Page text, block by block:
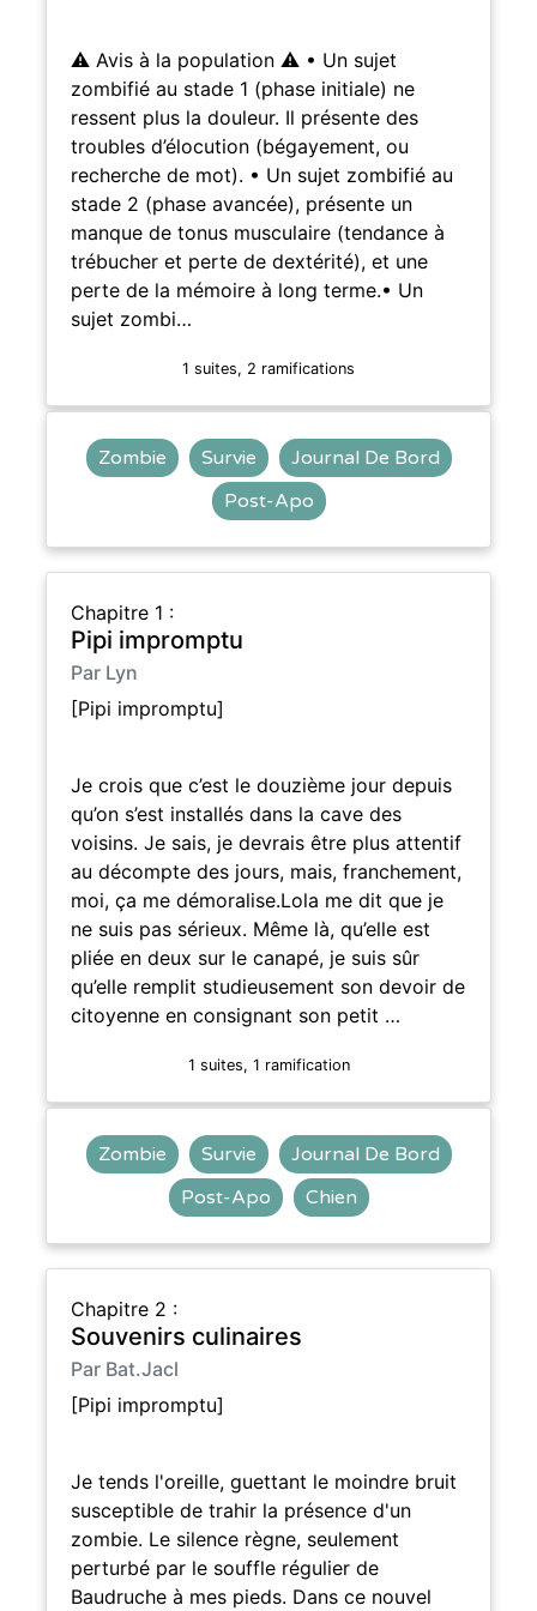
⚠️ Avis à la population ⚠️ • Un sujet
zombifié au stade 1 (phase initiale) ne
ressent plus la douleur. Il présente des
troubles d’élocution (bégayement, ou
recherche de mot). • Un sujet zombifié au
stade 2 (phase avancée), présente un
manque de tonus musculaire (tendance à
trébucher et perte de dextérité), et une
perte de la mémoire à long terme.• Un
sujet zombi…
1 suites, 2 ramifications
Zombie Survie
Journal De Bord
Post-Apo
Chapitre 1 :
Pipi impromptu
Par Lyn
[Pipi impromptu]
Je crois que c’est le douzième jour depuis
qu’on s’est installés dans la cave des
voisins. Je sais, je devrais être plus attentif
au décompte des jours, mais, franchement,
moi, ça me démoralise.Lola me dit que je
ne suis pas sérieux. Même là, qu’elle est
pliée en deux sur le canapé, je suis sûr
qu’elle remplit studieusement son devoir de
citoyenne en consignant son petit …
1 suites, 1 ramification
Zombie Survie
Journal De Bord
Post-Apo
Chien
Chapitre 2 :
Souvenirs culinaires
Par Bat.Jacl
[Pipi impromptu]
Je tends l'oreille, guettant le moindre bruit
susceptible de trahir la présence d'un
zombie. Le silence règne, seulement
perturbé par le souffle régulier de
Baudruche à mes pieds. Dans ce nouvel